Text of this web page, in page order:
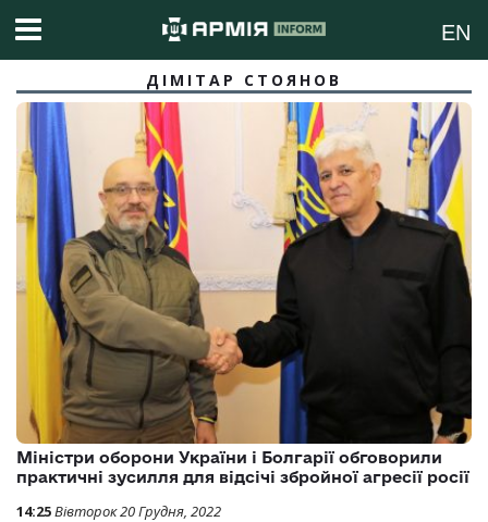
EN
ДІМІТАР СТОЯНОВ
Міністри оборони України і Болгарії обговорили
практичні зусилля для відсічі збройної агресії росії
14:25Вівторок 20 Грудня, 2022